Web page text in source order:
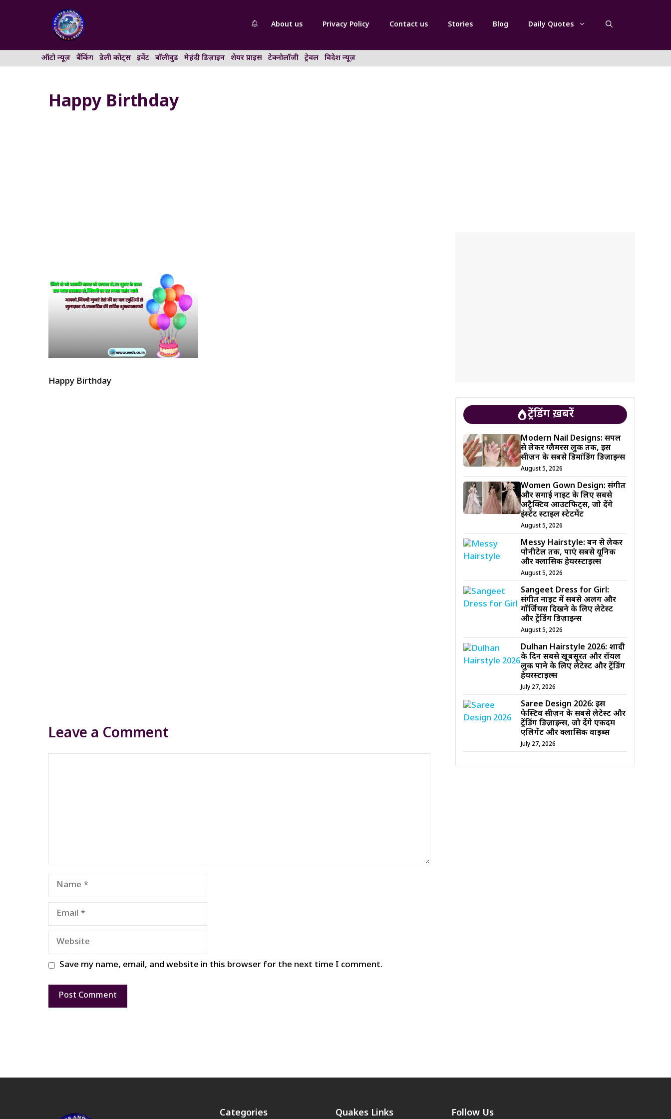
About us Privacy Policy Contact us Stories Blog Daily Quotes
ऑटो न्यूज़ बैंकिंग डेली कोट्स इवेंट बॉलीवुड मेहंदी डिज़ाइन शेयर प्राइस टेक्नोलॉजी ट्रेवल विदेश न्यूज़
Happy Birthday
Happy Birthday
Leave a Comment
Name
Email
Website
Save my name, email, and website in this browser for the next time I comment.
ट्रेंडिंग ख़बरें
Modern Nail Designs: सिंपल
से लेकर ग्लैमरस लुक तक, इस
सीज़न के सबसे डिमांडिंग डिज़ाइन्स
August 5, 2026
Women Gown Design: संगीत
और सगाई नाइट के लिए सबसे
अट्रैक्टिव आउटफिट्स, जो देंगे
इंस्टेंट स्टाइल स्टेटमेंट
August 5, 2026
Messy Hairstyle: बन से लेकर
पोनीटेल तक, पाएं सबसे यूनिक
और क्लासिक हेयरस्टाइल्स
August 5, 2026
Sangeet Dress for Girl:
संगीत नाइट में सबसे अलग और
गॉर्जियस दिखने के लिए लेटेस्ट
और ट्रेंडिंग डिज़ाइन्स
August 5, 2026
Dulhan Hairstyle 2026: शादी
के दिन सबसे खूबसूरत और रॉयल
लुक पाने के लिए लेटेस्ट और ट्रेंडिंग
हेयरस्टाइल्स
July 27, 2026
Saree Design 2026: इस
फेस्टिव सीज़न के सबसे लेटेस्ट और
ट्रेंडिंग डिज़ाइन्स, जो देंगे एकदम
एलिगेंट और क्लासिक वाइब्स
July 27, 2026
Categories Quakes Links Follow Us